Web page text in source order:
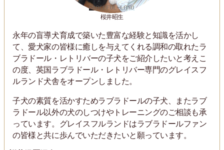
桜井昭生
永年の盲導犬育成で築いた豊富な経験と知識を活かし
て、愛犬家の皆様に癒しを与えてくれる調和の取れたラ
ブラドール・レトリバーの子犬をご紹介したいと考えこ
の度、英国ラブラドール・レトリバー専門のグレイスフ
ルランド犬舎をオープンしました。
子犬の素質を活かすためラブラドールの子犬、またラブ
ラドール以外の犬のしつけやトレーニングのご相談も承
っています。グレイスフルランドはラブラドールファン
の皆様と共に歩んでいただきたいと願っています。